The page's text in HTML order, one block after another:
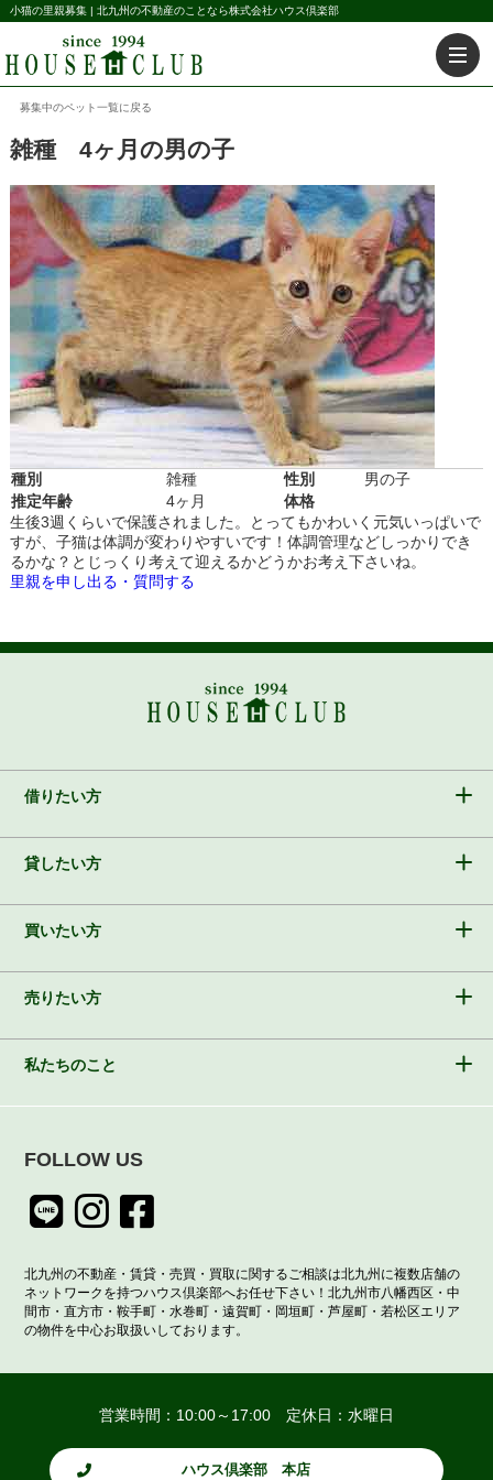
小猫の里親募集 | 北九州の不動産のことなら株式会社ハウス倶楽部
募集中のペット一覧に戻る
雑種 4ヶ月の男の子
種別 雑種 性別
男の子
推定年齢
4ヶ月
体格
生後3週くらいで保護されました。とってもかわいく元気いっぱいで
すが、子猫は体調が変わりやすいです！体調管理などしっかりでき
るかな？とじっくり考えて迎えるかどうかお考え下さいね。
里親を申し出る・質問する
借りたい方
貸したい方
買いたい方
売りたい方
私たちのこと
FOLLOW US
北九州の不動産・賃貸・売買・買取に関するご相談は北九州に複数店舗の
ネットワークを持つハウス倶楽部へお任せ下さい！北九州市八幡西区・中
間市・直方市・鞍手町・水巻町・遠賀町・岡垣町・芦屋町・若松区エリア
の物件を中心お取扱いしております。
営業時間：10:00～17:00 定休日：水曜日
ハウス倶楽部 本店